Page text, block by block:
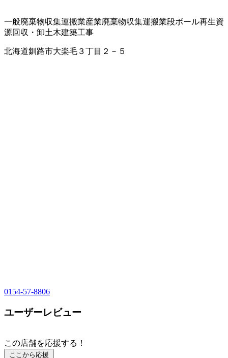
一般廃棄物収集運搬業産業廃棄物収集運搬業段ボール再生資
源回収・卸土木建築工事
北海道釧路市大楽毛３丁目２－５
0154-57-8806
ユーザーレビュー
この店舗を応援する！
ここから応援